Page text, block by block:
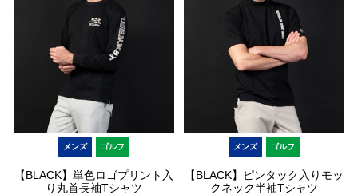
メンズ ゴルフ
【BLACK】単色ロゴプリント入
り丸首長袖Tシャツ
メンズ ゴルフ
【BLACK】ピンタック入りモッ
クネック半袖Tシャツ